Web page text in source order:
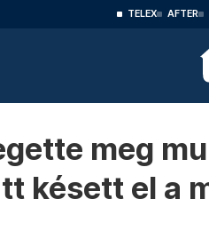
TELEX AFTER
meg
késett el a